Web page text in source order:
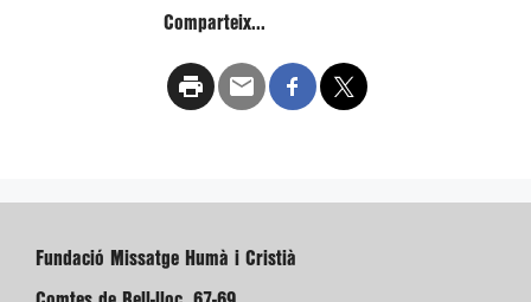
Comparteix...
Fundació Missatge Humà i Cristià